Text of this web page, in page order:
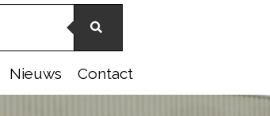
Nieuws Contact